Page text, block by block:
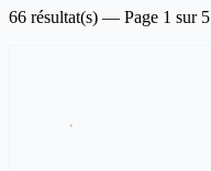
66 résultat(s) — Page 1 sur 5